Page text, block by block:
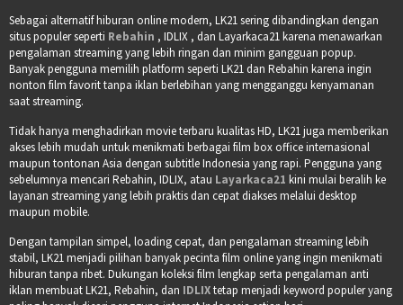
Sebagai alternatif hiburan online modern, LK21 sering dibandingkan dengan
situs populer seperti Rebahin , IDLIX , dan Layarkaca21 karena menawarkan
pengalaman streaming yang lebih ringan dan minim gangguan popup.
Banyak pengguna memilih platform seperti LK21 dan Rebahin karena ingin
nonton film favorit tanpa iklan berlebihan yang mengganggu kenyamanan
saat streaming.
Tidak hanya menghadirkan movie terbaru kualitas HD, LK21 juga memberikan
akses lebih mudah untuk menikmati berbagai film box office internasional
maupun tontonan Asia dengan subtitle Indonesia yang rapi. Pengguna yang
sebelumnya mencari Rebahin, IDLIX, atau Layarkaca21 kini mulai beralih ke
layanan streaming yang lebih praktis dan cepat diakses melalui desktop
maupun mobile.
Dengan tampilan simpel, loading cepat, dan pengalaman streaming lebih
stabil, LK21 menjadi pilihan banyak pecinta film online yang ingin menikmati
hiburan tanpa ribet. Dukungan koleksi film lengkap serta pengalaman anti
iklan membuat LK21, Rebahin, dan IDLIXtetap menjadi keyword populer yang